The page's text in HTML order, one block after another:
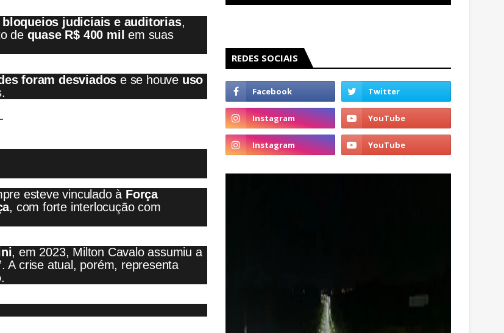
bloqueios judiciais e auditorias,
de quase R$ 400 mil em suas
foram desviados e se houve uso
esteve vinculado à Força
, com forte interlocução com
, em 2023, Milton Cavalo assumiu a
A crise atual, porém, representa
.
REDES SOCIAIS